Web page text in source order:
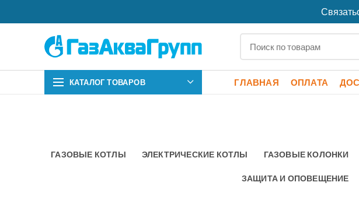
КАТАЛОГ ТОВАРОВ ГЛАВНАЯ ОПЛАТА
ГАЗОВЫЕ КОТЛЫ ЭЛЕКТРИЧЕСКИЕ КОТЛЫ ГАЗОВЫЕ КОЛОНКИ
ЗАЩИТА И ОПОВЕЩЕНИЕ